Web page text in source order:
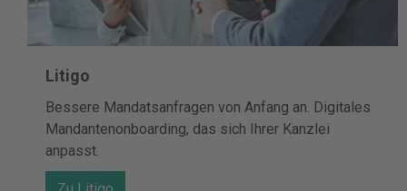
Litigo
Bessere Mandatsanfragen von Anfang an. Digitales
Mandantenonboarding, das sich Ihrer Kanzlei
anpasst.